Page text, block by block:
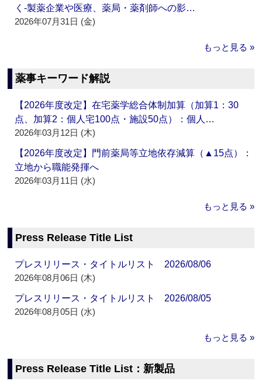
く‐製薬企業や医療、薬局・薬剤師への影…
2026年07月31日 (金)
もっと見る »
薬事キーワード解説
【2026年度改定】在宅薬学総合体制加算（加算1：30
点、加算2：個人宅100点・施設50点）：個人…
2026年03月12日 (木)
【2026年度改定】門前薬局等立地依存減算（▲15点）：
立地から職能発揮へ
2026年03月11日 (水)
もっと見る »
Press Release Title List
プレスリリース・タイトルリスト 2026/08/06
2026年08月06日 (木)
プレスリリース・タイトルリスト 2026/08/05
2026年08月05日 (水)
もっと見る »
Press Release Title List：新製品